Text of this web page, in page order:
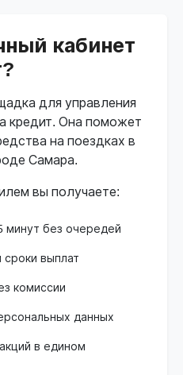
кабинет
для управления
кредит. Она поможет
на поездках в
Самара.
вы получаете:
минут без очередей
сроки выплат
комиссии
данных
в едином